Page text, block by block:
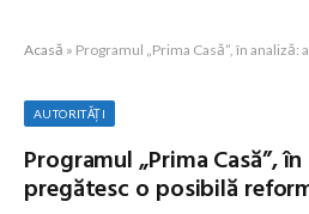
Acasă » Programul „Prima Casă”, în analiză:
AUTORITĂȚI
Programul „Prima Casă”,
pregătesc o posibilă